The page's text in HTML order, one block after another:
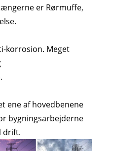
er Rørmuffe,
korrosion. Meget
ene af hovedbenene
bygningsarbejderne
drift.